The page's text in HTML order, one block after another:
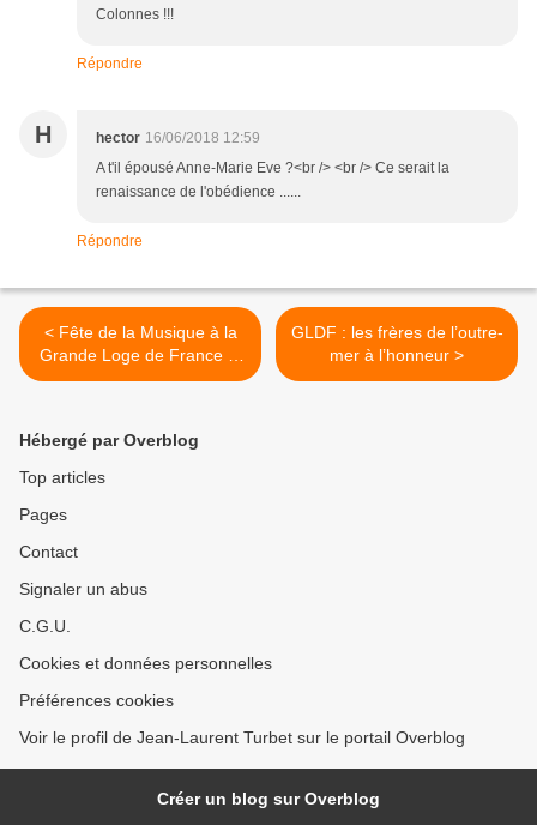
Colonnes !!!
Répondre
H hector 16/06/2018 12:59
A t'il épousé Anne-Marie Eve ?<br /> <br /> Ce serait la
renaissance de l'obédience ......
Répondre
< Fête de la Musique à la
Grande Loge de France le
21 juin 2018 de 10H à 17H.
GLDF : les frères de l’outre-
mer à l’honneur >
Hébergé par Overblog
Top articles
Pages
Contact
Signaler un abus
C.G.U.
Cookies et données personnelles
Préférences cookies
Voir le profil de Jean-Laurent Turbet sur le portail Overblog
Créer un blog sur Overblog